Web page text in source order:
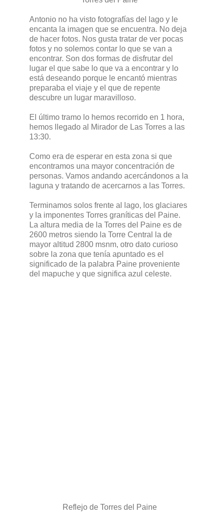
Antonio no ha visto fotografías del lago y le
encanta la imagen que se encuentra. No deja
de hacer fotos. Nos gusta tratar de ver pocas
fotos y no solemos contar lo que se van a
encontrar. Son dos formas de disfrutar del
lugar el que sabe lo que va a encontrar y lo
está deseando porque le encantó mientras
preparaba el viaje y el que de repente
descubre un lugar maravilloso.
El último tramo lo hemos recorrido en 1 hora,
hemos llegado al Mirador de Las Torres a las
13:30.
Como era de esperar en esta zona si que
encontramos una mayor concentración de
personas. Vamos andando acercándonos a la
laguna y tratando de acercarnos a las Torres.
Terminamos solos frente al lago, los glaciares
y la imponentes Torres graníticas del Paine.
La altura media de la Torres del Paine es de
2600 metros siendo la Torre Central la de
mayor altitud 2800 msnm, otro dato curioso
sobre la zona que tenía apuntado es el
significado de la palabra Paine proveniente
del mapuche y que significa azul celeste.
Reflejo de Torres del Paine